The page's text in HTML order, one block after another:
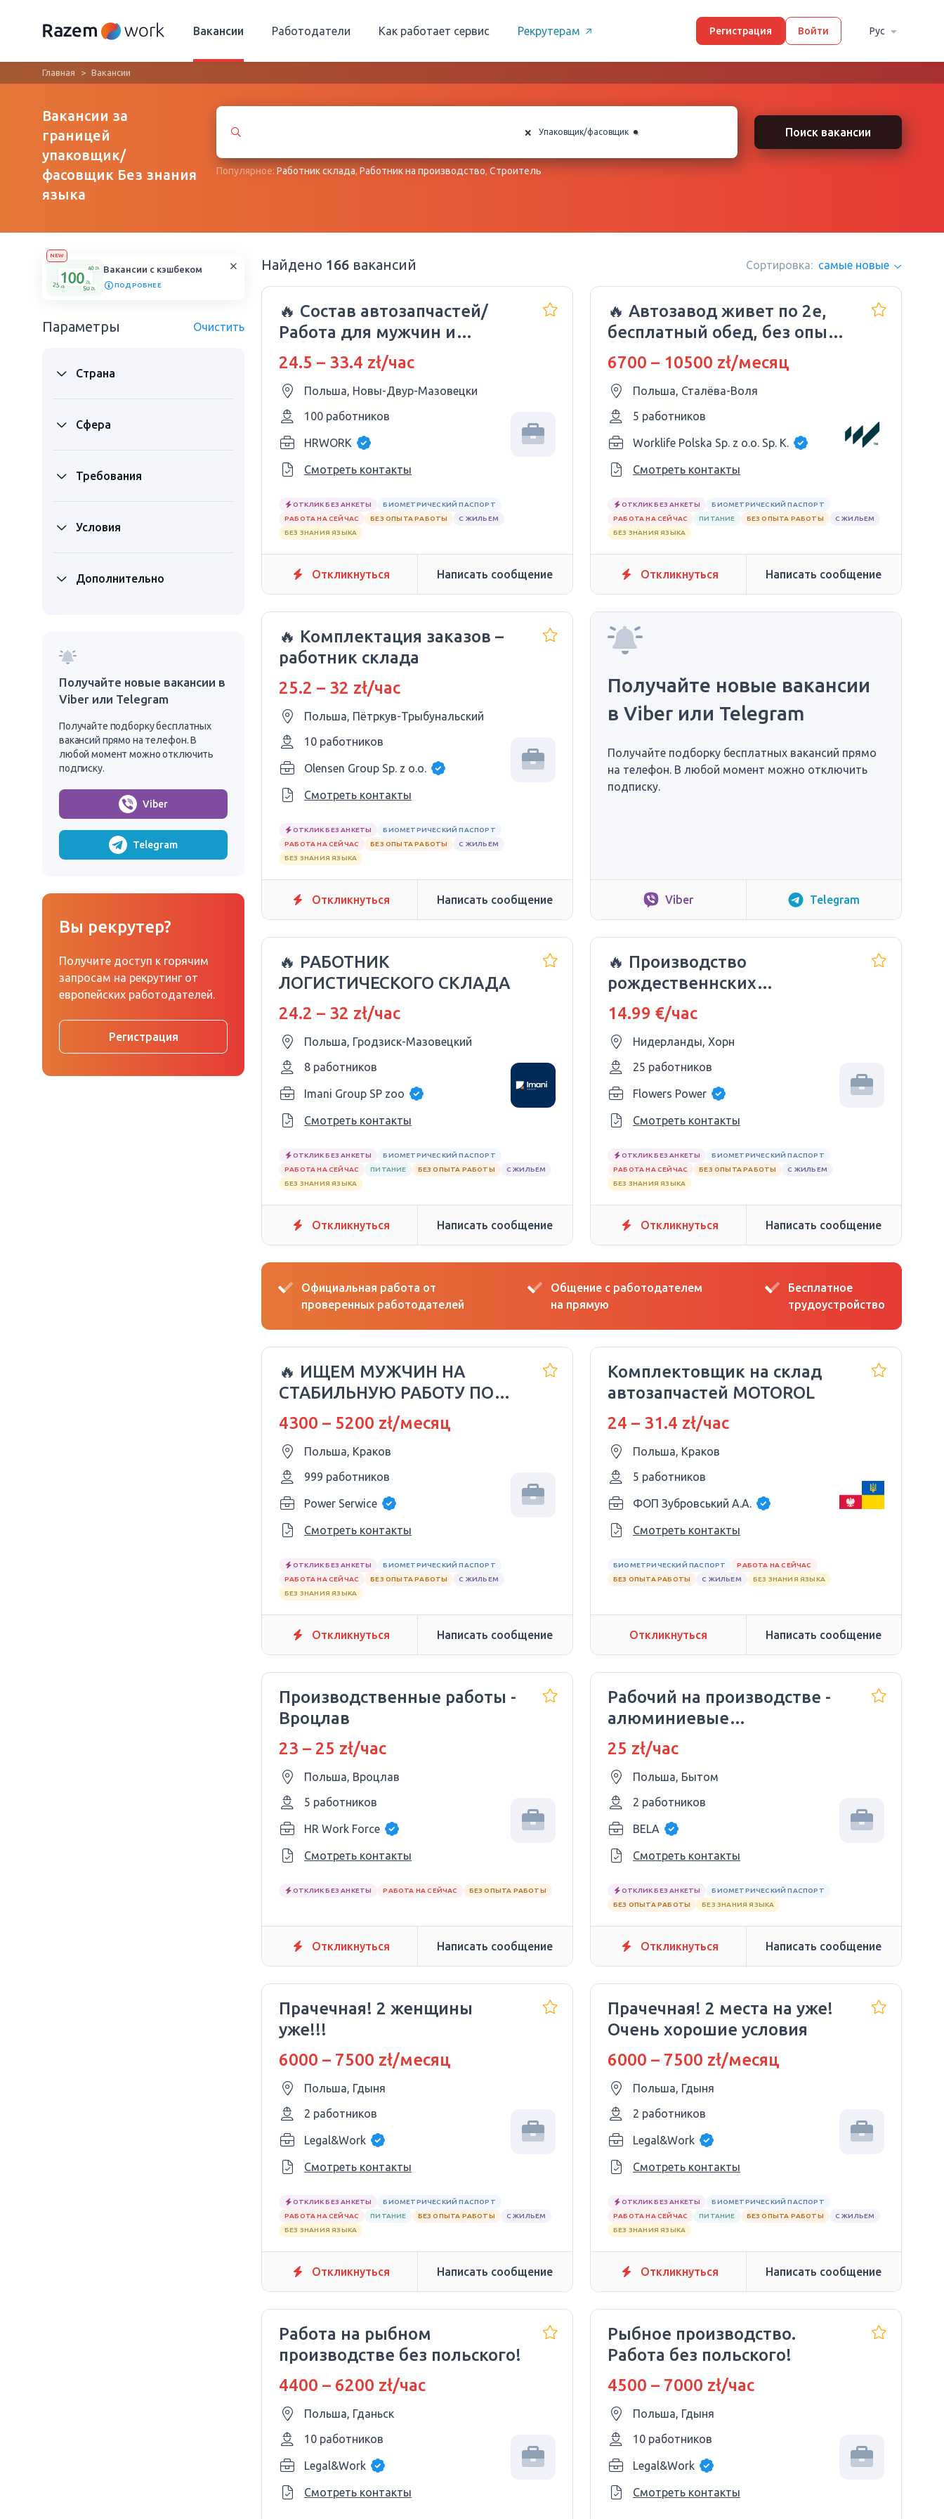
Вакансии Работодатели Как работает сервис Рекрутерам Регистрация Войти Рус
Главная Вакансии
Вакансии за
границей
упаковщик/
фасовщик Без знания
языка
× ×
Упаковщик/фасовщик Поиск вакансии
Популярное:Работник склада,Работник на производство,Строитель
NEW
Вакансии с кэшбеком
ПОДРОБНЕЕ
Параметры Очистить
Страна
Сфера
Требования
Условия
Дополнительно
Получайте новые вакансии в
Viber или Telegram
Получайте подборку бесплатных
вакансий прямо на телефон. В
любой момент можно отключить
подписку.
Viber
Telegram
Вы рекрутер?
Получите доступ к горячим
запросам на рекрутинг от
европейских работодателей.
Регистрация
Найдено 166 вакансий Сортировка: самые новые
🔥 Состав автозапчастей/
Работа для мужчин и
женщин
24.5 – 33.4 zł/час
Польша, Новы-Двур-Мазовецки
100 работников
HRWORK
Смотреть контакты
ОТКЛИК БЕЗ АНКЕТЫ
БИОМЕТРИЧЕСКИЙ ПАСПОРТ
РАБОТА НА СЕЙЧАС
БЕЗ ОПЫТА РАБОТЫ
С ЖИЛЬЕМ
БЕЗ ЗНАНИЯ ЯЗЫКА
Откликнуться Написать сообщение
🔥 Автозавод живет по 2е,
бесплатный обед, без опыта
и языка.
6700 – 10500 zł/месяц
Польша, Сталёва-Воля
5 работников
Worklife Polska Sp. z o.o. Sp. K.
Смотреть контакты
ОТКЛИК БЕЗ АНКЕТЫ
БИОМЕТРИЧЕСКИЙ ПАСПОРТ
РАБОТА НА СЕЙЧАС
ПИТАНИЕ БЕЗ ОПЫТА РАБОТЫ
С ЖИЛЬЕМ
БЕЗ ЗНАНИЯ ЯЗЫКА
Откликнуться Написать сообщение
🔥 Комплектация заказов –
работник склада
25.2 – 32 zł/час
Польша, Пётркув-Трыбунальский
10 работников
Olensen Group Sp. z o.o.
Смотреть контакты
ОТКЛИК БЕЗ АНКЕТЫ
БИОМЕТРИЧЕСКИЙ ПАСПОРТ
РАБОТА НА СЕЙЧАС
БЕЗ ОПЫТА РАБОТЫ
С ЖИЛЬЕМ
БЕЗ ЗНАНИЯ ЯЗЫКА
Откликнуться Написать сообщение
Получайте новые вакансии
в Viber или Telegram
Получайте подборку бесплатных вакансий прямо
на телефон. В любой момент можно отключить
подписку.
Viber Telegram
🔥 РАБОТНИК
ЛОГИСТИЧЕСКОГО СКЛАДА
24.2 – 32 zł/час
Польша, Гродзиск-Мазовецкий
8 работников
Imani Group SP zoo
Смотреть контакты
ОТКЛИК БЕЗ АНКЕТЫ
БИОМЕТРИЧЕСКИЙ ПАСПОРТ
РАБОТА НА СЕЙЧАС
ПИТАНИЕ БЕЗ ОПЫТА РАБОТЫ
С ЖИЛЬЕМ
БЕЗ ЗНАНИЯ ЯЗЫКА
Откликнуться Написать сообщение
🔥 Производство
рождественнских
украшений и икебан
14.99 €/час
Нидерланды, Хорн
25 работников
Flowers Power
Смотреть контакты
ОТКЛИК БЕЗ АНКЕТЫ
БИОМЕТРИЧЕСКИЙ ПАСПОРТ
РАБОТА НА СЕЙЧАС
БЕЗ ОПЫТА РАБОТЫ
С ЖИЛЬЕМ
БЕЗ ЗНАНИЯ ЯЗЫКА
Откликнуться Написать сообщение
Официальная работа от
проверенных работодателей
Общение с работодателем
на прямую
Бесплатное
трудоустройство
🔥 ИЩЕМ МУЖЧИН НА
СТАБИЛЬНУЮ РАБОТУ ПО
UMOWA O PRACĘ! KRAKÓW
4300 – 5200 zł/месяц
Польша, Краков
999 работников
Power Serwice
Смотреть контакты
ОТКЛИК БЕЗ АНКЕТЫ
БИОМЕТРИЧЕСКИЙ ПАСПОРТ
РАБОТА НА СЕЙЧАС
БЕЗ ОПЫТА РАБОТЫ
С ЖИЛЬЕМ
БЕЗ ЗНАНИЯ ЯЗЫКА
Откликнуться Написать сообщение
Комплектовщик на склад
автозапчастей MOTOROL
24 – 31.4 zł/час
Польша, Краков
5 работников
ФОП Зубровський А.А.
Смотреть контакты
БИОМЕТРИЧЕСКИЙ ПАСПОРТ
РАБОТА НА СЕЙЧАС
БЕЗ ОПЫТА РАБОТЫ
С ЖИЛЬЕМ БЕЗ ЗНАНИЯ ЯЗЫКА
Откликнуться Написать сообщение
Производственные работы -
Вроцлав
23 – 25 zł/час
Польша, Вроцлав
5 работников
HR Work Force
Смотреть контакты
ОТКЛИК БЕЗ АНКЕТЫ РАБОТА НА СЕЙЧАС БЕЗ ОПЫТА РАБОТЫ
Откликнуться Написать сообщение
Рабочий на производстве -
алюминиевые
стеклоочистители
25 zł/час
Польша, Бытом
2 работников
BELA
Смотреть контакты
ОТКЛИК БЕЗ АНКЕТЫ
БИОМЕТРИЧЕСКИЙ ПАСПОРТ
БЕЗ ОПЫТА РАБОТЫ
БЕЗ ЗНАНИЯ ЯЗЫКА
Откликнуться Написать сообщение
Прачечная! 2 женщины
уже!!!
6000 – 7500 zł/месяц
Польша, Гдыня
2 работников
Legal&Work
Смотреть контакты
ОТКЛИК БЕЗ АНКЕТЫ
БИОМЕТРИЧЕСКИЙ ПАСПОРТ
РАБОТА НА СЕЙЧАС
ПИТАНИЕ БЕЗ ОПЫТА РАБОТЫ
С ЖИЛЬЕМ
БЕЗ ЗНАНИЯ ЯЗЫКА
Откликнуться Написать сообщение
Прачечная! 2 места на уже!
Очень хорошие условия
6000 – 7500 zł/месяц
Польша, Гдыня
2 работников
Legal&Work
Смотреть контакты
ОТКЛИК БЕЗ АНКЕТЫ
БИОМЕТРИЧЕСКИЙ ПАСПОРТ
РАБОТА НА СЕЙЧАС
ПИТАНИЕ БЕЗ ОПЫТА РАБОТЫ
С ЖИЛЬЕМ
БЕЗ ЗНАНИЯ ЯЗЫКА
Откликнуться Написать сообщение
Работа на рыбном
производстве без польского!
4400 – 6200 zł/час
Польша, Гданьск
10 работников
Legal&Work
Смотреть контакты
Рыбное производство.
Работа без польского!
4500 – 7000 zł/час
Польша, Гдыня
10 работников
Legal&Work
Смотреть контакты